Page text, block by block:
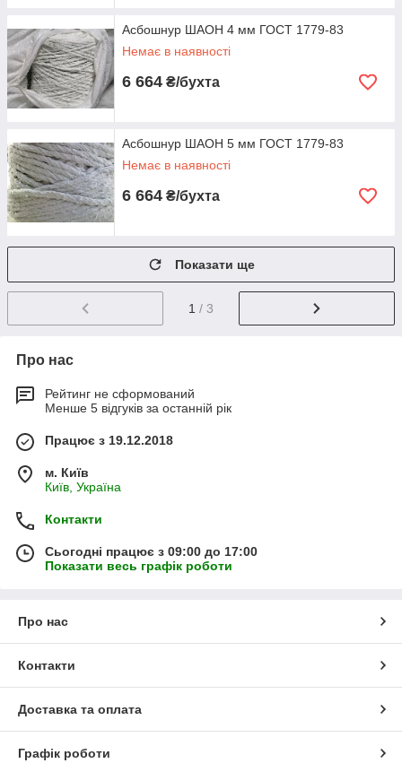
Асбошнур ШАОН 4 мм ГОСТ 1779-83
Немає в наявності
6 664 ₴/бухта
Асбошнур ШАОН 5 мм ГОСТ 1779-83
Немає в наявності
6 664 ₴/бухта
Показати ще
1 / 3
Про нас
Рейтинг не сформований
Менше 5 відгуків за останній рік
Працює з 19.12.2018
м. Київ
Київ, Україна
Контакти
Сьогодні працює з 09:00 до 17:00
Показати весь графік роботи
Про нас
Контакти
Доставка та оплата
Графік роботи